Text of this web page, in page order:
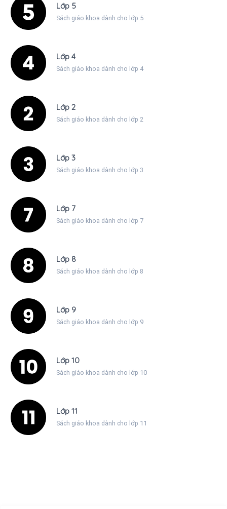
Lớp 5
Sách giáo khoa dành cho lớp 5
Lớp 4
Sách giáo khoa dành cho lớp 4
Lớp 2
Sách giáo khoa dành cho lớp 2
Lớp 3
Sách giáo khoa dành cho lớp 3
Lớp 7
Sách giáo khoa dành cho lớp 7
Lớp 8
Sách giáo khoa dành cho lớp 8
Lớp 9
Sách giáo khoa dành cho lớp 9
Lớp 10
Sách giáo khoa dành cho lớp 10
Lớp 11
Sách giáo khoa dành cho lớp 11